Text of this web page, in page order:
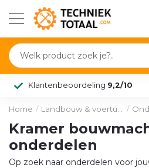
Klantenbeoordeling 9,2/10
Home / /
Kramer
onderdelen
Op zoek naar onderdelen voor